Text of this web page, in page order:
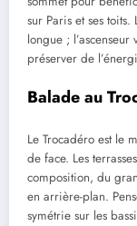
sur Paris et ses
longue ;
préserver de
Balade au
Le Trocadéro est le
de face. Les
composition, du
en arrière-plan.
symétrie sur les